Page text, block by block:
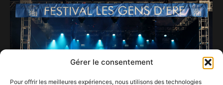
Gérer le consentement
Pour offrir les meilleures expériences, nous utilisons des technologies